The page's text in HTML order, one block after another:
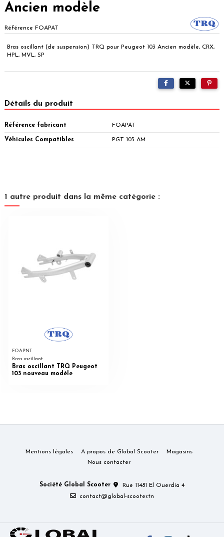
Ancien modèle
Référence FOAPAT
Bras oscillant (de suspension) TRQ pour Peugeot 103 Ancien modèle, CRX,
HPL, MVL, SP
Détails du produit
Référence fabricant FOAPAT
Véhicules Compatibles PGT 103 AM
1 autre produit dans la même catégorie :
FOAPNT
Bras oscillant
Bras oscillant TRQ Peugeot
103 nouveau modèle
Mentions légales A propos de Global Scooter
Magasins
Nous contacter
Société Global Scooter
Rue 11481 El Ouerdia 4
contact@global-scooter.tn